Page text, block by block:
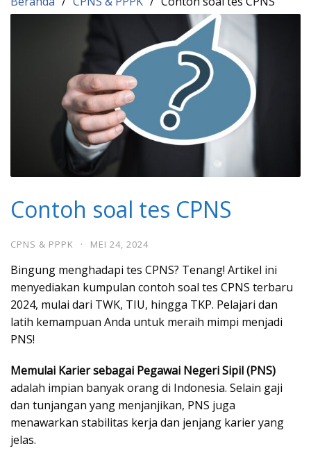
Contoh soal tes CPNS
CPNS & PPPK · MEI 24, 2024
Bingung menghadapi tes CPNS? Tenang! Artikel ini
menyediakan kumpulan contoh soal tes CPNS terbaru
2024, mulai dari TWK, TIU, hingga TKP. Pelajari dan
latih kemampuan Anda untuk meraih mimpi menjadi
PNS!
Memulai Karier sebagai Pegawai Negeri Sipil (PNS)
adalah impian banyak orang di Indonesia. Selain gaji
dan tunjangan yang menjanjikan, PNS juga
menawarkan stabilitas kerja dan jenjang karier yang
jelas.